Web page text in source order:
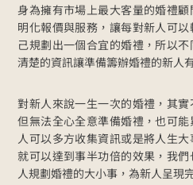
身為擁有市場上最大客量的婚禮
明化報價與服務，讓每對新人可
己規劃出一個合宜的婚禮，所以
清楚的資訊讓準備籌辦婚禮的新人
對新人來說一生一次的婚禮，其
但無法全心全意準備婚禮，也可
人可以多方收集資訊或是將人生
就可以達到事半功倍的效果，我
人規劃婚禮的大小事，為新人呈現